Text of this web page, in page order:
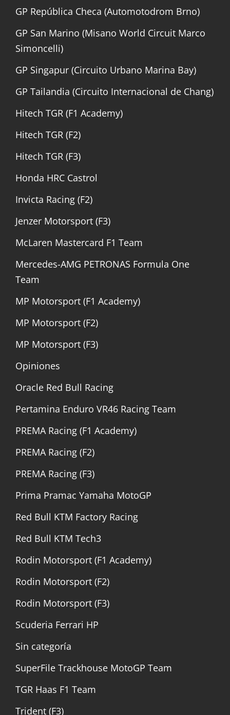
GP República Checa (Automotodrom Brno)
GP San Marino (Misano World Circuit Marco
Simoncelli)
GP Singapur (Circuito Urbano Marina Bay)
GP Tailandia (Circuito Internacional de Chang)
Hitech TGR (F1 Academy)
Hitech TGR (F2)
Hitech TGR (F3)
Honda HRC Castrol
Invicta Racing (F2)
Jenzer Motorsport (F3)
McLaren Mastercard F1 Team
Mercedes-AMG PETRONAS Formula One
Team
MP Motorsport (F1 Academy)
MP Motorsport (F2)
MP Motorsport (F3)
Opiniones
Oracle Red Bull Racing
Pertamina Enduro VR46 Racing Team
PREMA Racing (F1 Academy)
PREMA Racing (F2)
PREMA Racing (F3)
Prima Pramac Yamaha MotoGP
Red Bull KTM Factory Racing
Red Bull KTM Tech3
Rodin Motorsport (F1 Academy)
Rodin Motorsport (F2)
Rodin Motorsport (F3)
Scuderia Ferrari HP
Sin categoría
SuperFile Trackhouse MotoGP Team
TGR Haas F1 Team
Trident (F3)